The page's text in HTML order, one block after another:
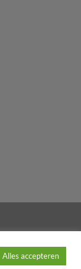
Alles accepteren